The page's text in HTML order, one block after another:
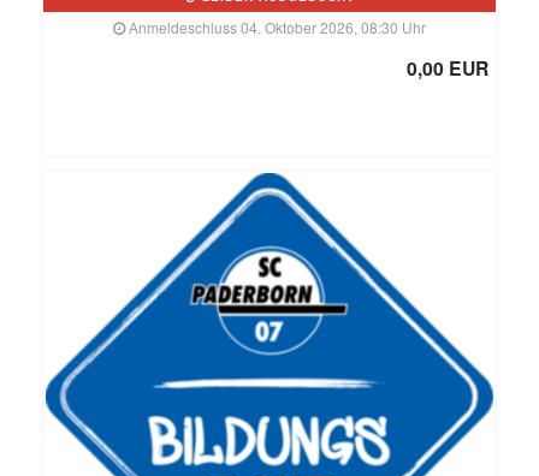
Anmeldeschluss 04. Oktober 2026, 08:30 Uhr
0,00 EUR